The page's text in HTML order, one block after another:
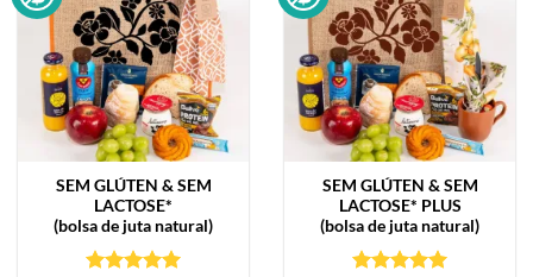
SEM GLÚTEN & SEM
LACTOSE*
(bolsa de juta natural)
SEM GLÚTEN & SEM
LACTOSE* PLUS
(bolsa de juta natural)